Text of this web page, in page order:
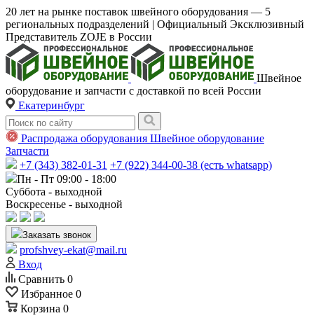
20 лет на рынке поставок швейного оборудования — 5
региональных подразделений | Официальный Эксклюзивный
Представитель ZOJE в России
Швейное
оборудование и запчасти с доставкой по всей России
Екатеринбург
Распродажа оборудования Швейное оборудование
Запчасти
+7 (343) 382-01-31 +7 (922) 344-00-38 (есть whatsapp)
Пн - Пт 09:00 - 18:00
Суббота - выходной
Воскресенье - выходной
Заказать звонок
profshvey-ekat@mail.ru
Вход
Сравнить 0
Избранное 0
Корзина 0